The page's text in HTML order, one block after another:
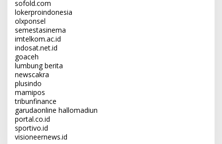
sofold.com
lokerproindonesia
olxponsel
semestasinema
imtelkom.ac.id
indosat.net.id
goaceh
lumbung berita
newscakra
plusindo
mamipos
tribunfinance
garudaonline hallomadiun
portal.co.id
sportivo.id
visioneernews.id